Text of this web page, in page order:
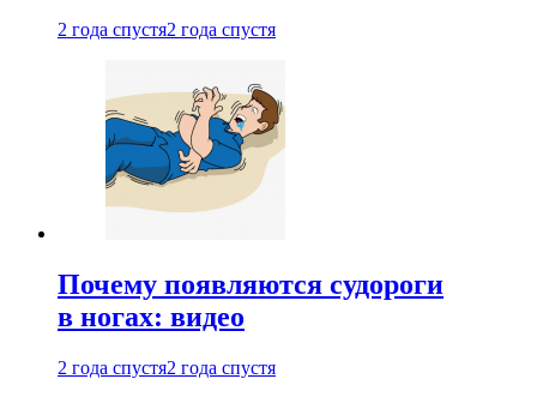
2 года спустя2 года спустя
Почему появляются судороги
в ногах: видео
2 года спустя2 года спустя